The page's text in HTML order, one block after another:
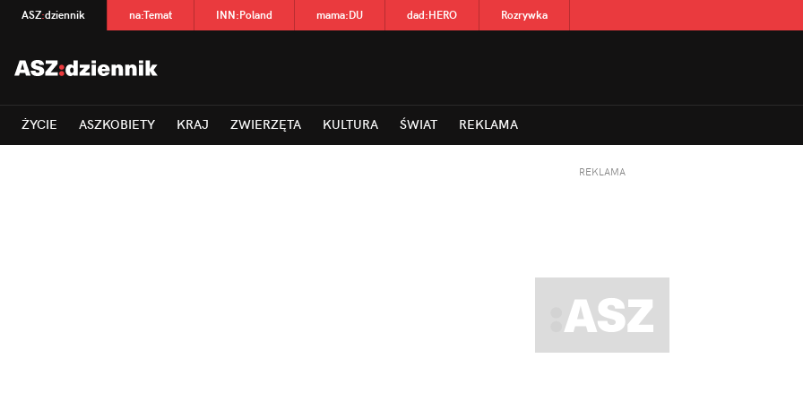
ASZ:dziennik na:Temat INN:Poland mama:DU dad:HERO Rozrywka
ŻYCIE ASZKOBIETY KRAJ ZWIERZĘTA KULTURA ŚWIAT REKLAMA
REKLAMA